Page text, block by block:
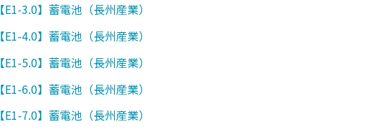
【E1-3.0】蓄電池（長州産業）
【E1-4.0】蓄電池（長州産業）
【E1-5.0】蓄電池（長州産業）
【E1-6.0】蓄電池（長州産業）
【E1-7.0】蓄電池（長州産業）